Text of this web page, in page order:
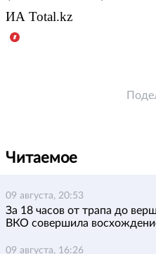
ИА Total.kz
Читаемое
09 августа, 20:53
За 18 часов от трапа до
ВКО совершила
09 августа, 16:26